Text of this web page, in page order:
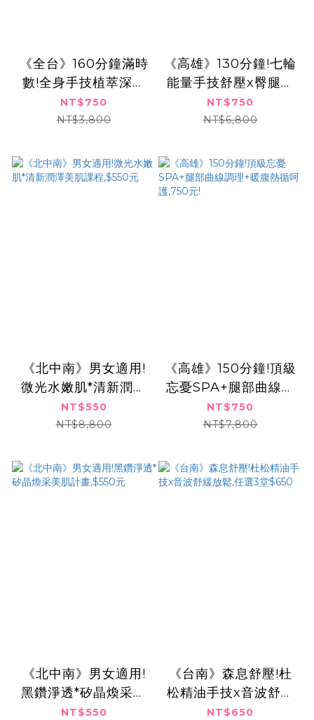
《全台》160分鐘滿時
數!全身手技植萃深層
SPA芳療之旅,750元
NT$750
NT$3,800
《高雄》130分鐘!七輪
能量手技舒壓x臀腿輕
舞養氣舒體,750元
NT$750
NT$6,800
《北中南》男女適用!
微光水嫩肌*清新潤澤
美肌課程,$550元
NT$550
NT$8,800
《高雄》150分鐘!頂級
忘憂SPA+腿部曲線調
理+暖腹熱循呵護,750
元!
NT$750
NT$7,800
《北中南》男女適用!
黑鑽淨透*矽晶煥采美
肌計畫,$550元
NT$550
《台南》森息舒壓!杜
松精油手技x音波舒緩
放鬆,任選3堂$650
NT$650